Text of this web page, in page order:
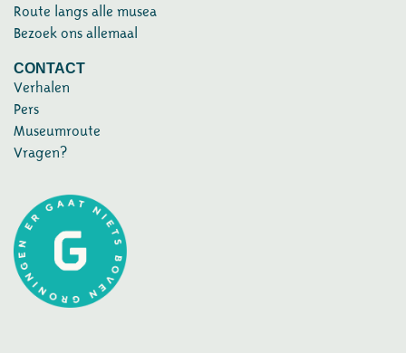
Route langs alle musea
Bezoek ons allemaal
CONTACT
Verhalen
Pers
Museumroute
Vragen?